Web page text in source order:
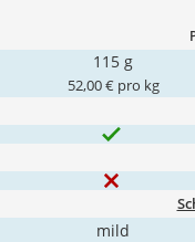
115 g
52,00 € pro kg
mild